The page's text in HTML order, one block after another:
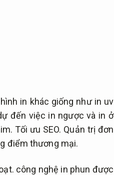
in khác giống như in uv
đến việc in ngược và in ở
Tối ưu SEO. Quản trị đơn
điểm thương mại.
công nghệ in phun được